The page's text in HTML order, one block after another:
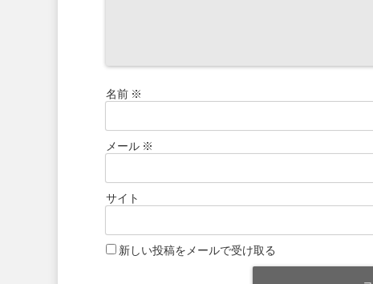
名前 ※
メール ※
サイト
新しい投稿をメールで受け取る